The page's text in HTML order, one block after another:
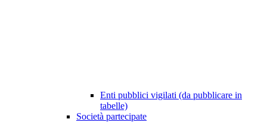
Enti pubblici vigilati (da pubblicare in
tabelle)
Società partecipate